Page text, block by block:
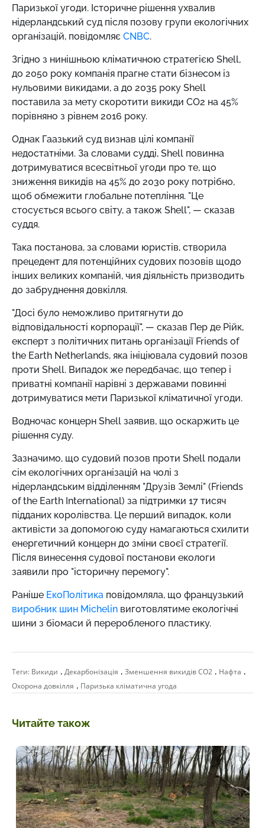
Паризької угоди. Історичне рішення ухвалив
нідерландський суд після позову групи екологічних
організацій, повідомляє CNBC.
Згідно з нинішньою кліматичною стратегією Shell,
до 2050 року компанія прагне стати бізнесом із
нульовими викидами, а до 2035 року Shell
поставила за мету скоротити викиди CO2 на 45%
порівняно з рівнем 2016 року.
Однак Гаазький суд визнав цілі компанії
недостатніми. За словами судді, Shell повинна
дотримуватися всесвітньої угоди про те, що
зниження викидів на 45% до 2030 року потрібно,
щоб обмежити глобальне потепління. "Це
стосується всього світу, а також Shell", — сказав
суддя.
Така постанова, за словами юристів, створила
прецедент для потенційних судових позовів щодо
інших великих компаній, чия діяльність призводить
до забруднення довкілля.
"Досі було неможливо притягнути до
відповідальності корпорації", — сказав Пер де Рійк,
експерт з політичних питань організації Friends of
the Earth Netherlands, яка ініціювала судовий позов
проти Shell. Випадок же передбачає, що тепер і
приватні компанії нарівні з державами повинні
дотримуватися мети Паризької кліматичної угоди.
Водночас концерн Shell заявив, що оскаржить це
рішення суду.
Зазначимо, що судовий позов проти Shell подали
сім екологічних організацій на чолі з
нідерландським відділенням "Друзів Землі" (Friends
of the Earth International) за підтримки 17 тисяч
підданих королівства. Це перший випадок, коли
активісти за допомогою суду намагаються схилити
енергетичний концерн до зміни своєї стратегії.
Після винесення судової постанови екологи
заявили про "історичну перемогу".
Раніше ЕкоПолітика повідомляла, що французький
виробник шин Michelin виготовлятиме екологічні
шини з біомаси й переробленого пластику.
Теги: Викиди , Декарбонізація , Зменшення викидів СО2 , Нафта ,
Охорона довкілля , Паризька кліматична угода
Читайте також